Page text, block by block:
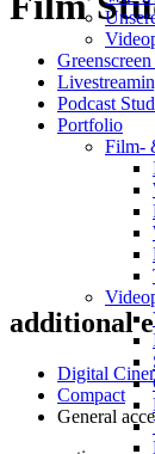
Podcast
Portfolio
Film-
additional
Digital
Compact
General